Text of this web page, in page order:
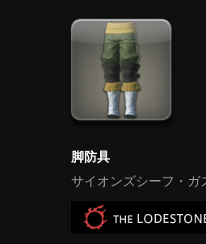
脚防具
サイオンズシーフ・ガ